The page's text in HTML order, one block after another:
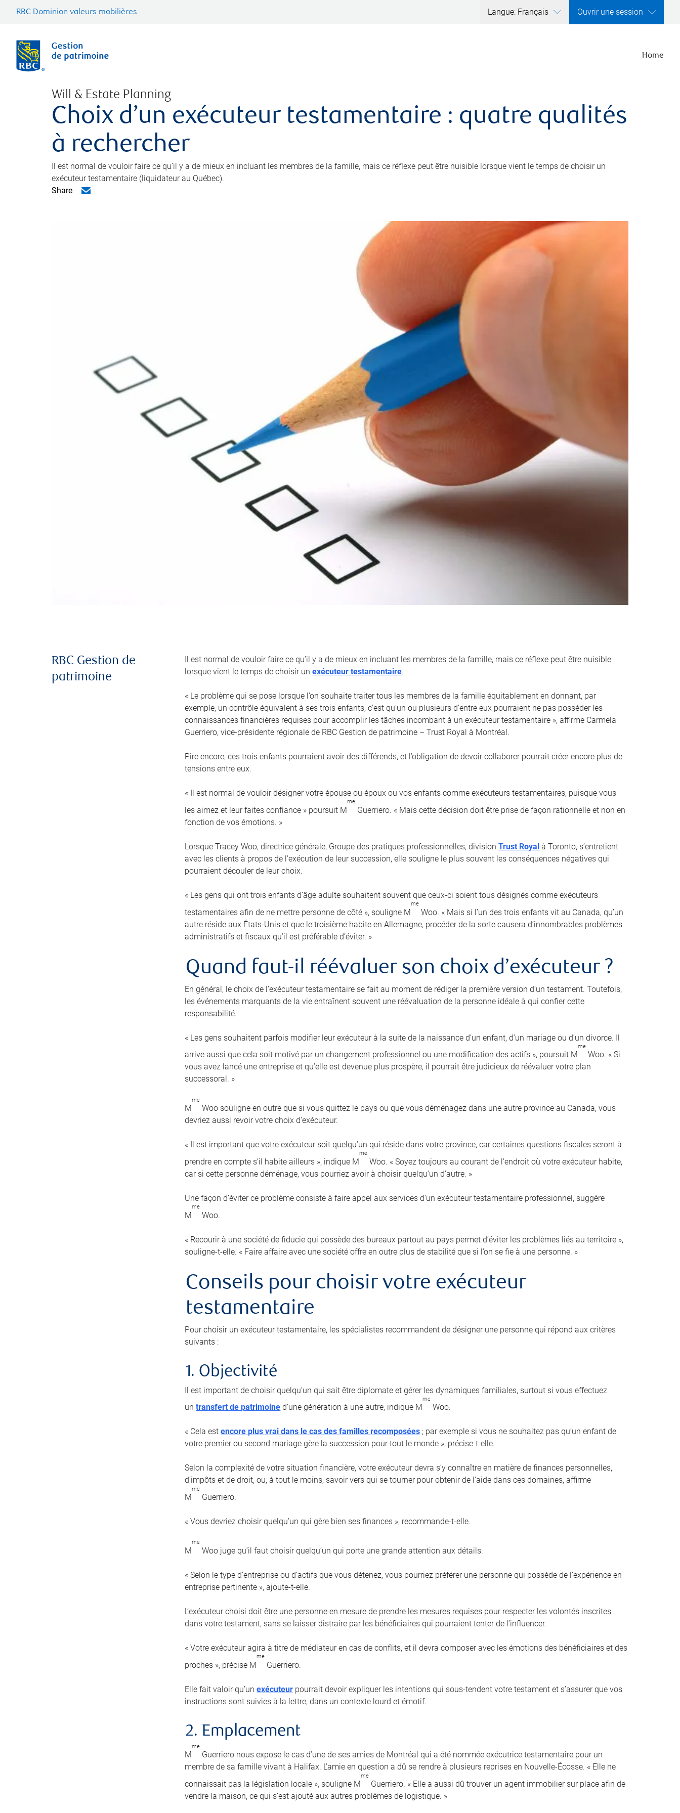
RBC Dominion valeurs mobilières Langue: Français Ouvrir une session
Home
Will & Estate Planning
Choix d’un exécuteur testamentaire : quatre qualités
à rechercher
Il est normal de vouloir faire ce qu’il y a de mieux en incluant les membres de la famille, mais ce réflexe peut être nuisible lorsque vient le temps de choisir un
exécuteur testamentaire (liquidateur au Québec).
Share
RBC Gestion de
patrimoine
Il est normal de vouloir faire ce qu’il y a de mieux en incluant les membres de la famille, mais ce réflexe peut être nuisible
lorsque vient le temps de choisir unexécuteur testamentaire.
« Le problème qui se pose lorsque l’on souhaite traiter tous les membres de la famille équitablement en donnant, par
exemple, un contrôle équivalent à ses trois enfants, c’est qu’un ou plusieurs d’entre eux pourraient ne pas posséder les
connaissances financières requises pour accomplir les tâches incombant à un exécuteur testamentaire », affirme Carmela
Guerriero, vice-présidente régionale de RBC Gestion de patrimoine – Trust Royal à Montréal.
Pire encore, ces trois enfants pourraient avoir des différends, et l’obligation de devoir collaborer pourrait créer encore plus de
tensions entre eux.
« Il est normal de vouloir désigner votre épouse ou époux ou vos enfants comme exécuteurs testamentaires, puisque vous
les aimez et leur faites confiance » poursuit M
me
Guerriero. « Mais cette décision doit être prise de façon rationnelle et non en
fonction de vos émotions. »
Lorsque Tracey Woo, directrice générale, Groupe des pratiques professionnelles, divisionTrust Royal à Toronto, s’entretient
avec les clients à propos de l’exécution de leur succession, elle souligne le plus souvent les conséquences négatives qui
pourraient découler de leur choix.
« Les gens qui ont trois enfants d’âge adulte souhaitent souvent que ceux-ci soient tous désignés comme exécuteurs
testamentaires afin de ne mettre personne de côté », souligne M
me
Woo. « Mais si l’un des trois enfants vit au Canada, qu’un
autre réside aux États-Unis et que le troisième habite en Allemagne, procéder de la sorte causera d’innombrables problèmes
administratifs et fiscaux qu’il est préférable d’éviter. »
Quand faut-il réévaluer son choix d’exécuteur ?
En général, le choix de l’exécuteur testamentaire se fait au moment de rédiger la première version d’un testament. Toutefois,
les événements marquants de la vie entraînent souvent une réévaluation de la personne idéale à qui confier cette
responsabilité.
« Les gens souhaitent parfois modifier leur exécuteur à la suite de la naissance d’un enfant, d’un mariage ou d’un divorce. Il
arrive aussi que cela soit motivé par un changement professionnel ou une modification des actifs », poursuit M
me
Woo. « Si
vous avez lancé une entreprise et qu’elle est devenue plus prospère, il pourrait être judicieux de réévaluer votre plan
successoral. »
M
me
Woo souligne en outre que si vous quittez le pays ou que vous déménagez dans une autre province au Canada, vous
devriez aussi revoir votre choix d’exécuteur.
« Il est important que votre exécuteur soit quelqu’un qui réside dans votre province, car certaines questions fiscales seront à
prendre en compte s’il habite ailleurs », indique M
me
Woo. « Soyez toujours au courant de l’endroit où votre exécuteur habite,
car si cette personne déménage, vous pourriez avoir à choisir quelqu’un d’autre. »
Une façon d’éviter ce problème consiste à faire appel aux services d’un exécuteur testamentaire professionnel, suggère
M
me
Woo.
« Recourir à une société de fiducie qui possède des bureaux partout au pays permet d’éviter les problèmes liés au territoire »,
souligne-t-elle. « Faire affaire avec une société offre en outre plus de stabilité que si l’on se fie à une personne. »
Conseils pour choisir votre exécuteur
testamentaire
Pour choisir un exécuteur testamentaire, les spécialistes recommandent de désigner une personne qui répond aux critères
suivants :
1. Objectivité
Il est important de choisir quelqu’un qui sait être diplomate et gérer les dynamiques familiales, surtout si vous effectuez
untransfert de patrimoine d’une génération à une autre, indique M
me
Woo.
« Cela estencore plus vrai dans le cas des familles recomposées ; par exemple si vous ne souhaitez pas qu’un enfant de
votre premier ou second mariage gère la succession pour tout le monde », précise-t-elle.
Selon la complexité de votre situation financière, votre exécuteur devra s’y connaître en matière de finances personnelles,
d’impôts et de droit, ou, à tout le moins, savoir vers qui se tourner pour obtenir de l’aide dans ces domaines, affirme
M
me
Guerriero.
« Vous devriez choisir quelqu’un qui gère bien ses finances », recommande-t-elle.
M
me
Woo juge qu’il faut choisir quelqu’un qui porte une grande attention aux détails.
« Selon le type d’entreprise ou d’actifs que vous détenez, vous pourriez préférer une personne qui possède de l’expérience en
entreprise pertinente », ajoute-t-elle.
L’exécuteur choisi doit être une personne en mesure de prendre les mesures requises pour respecter les volontés inscrites
dans votre testament, sans se laisser distraire par les bénéficiaires qui pourraient tenter de l’influencer.
« Votre exécuteur agira à titre de médiateur en cas de conflits, et il devra composer avec les émotions des bénéficiaires et des
proches », précise M
me
Guerriero.
Elle fait valoir qu’unexécuteur pourrait devoir expliquer les intentions qui sous-tendent votre testament et s’assurer que vos
instructions sont suivies à la lettre, dans un contexte lourd et émotif.
2. Emplacement
M
me
Guerriero nous expose le cas d’une de ses amies de Montréal qui a été nommée exécutrice testamentaire pour un
membre de sa famille vivant à Halifax. L’amie en question a dû se rendre à plusieurs reprises en Nouvelle-Écosse. « Elle ne
connaissait pas la législation locale », souligne M
me
Guerriero. « Elle a aussi dû trouver un agent immobilier sur place afin de
vendre la maison, ce qui s’est ajouté aux autres problèmes de logistique. »